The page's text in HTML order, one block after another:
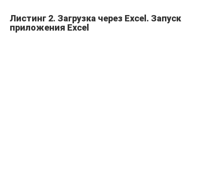
Листинг 2. Загрузка через Excel. Запуск
приложения Excel